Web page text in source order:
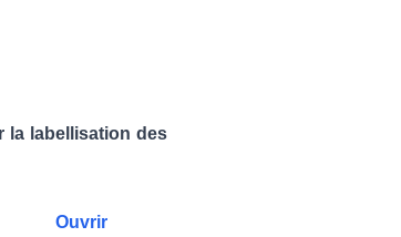
la labellisation des
Ouvrir